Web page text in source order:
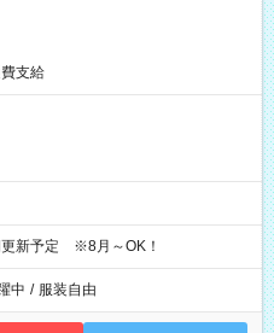
支給
新予定 ※8月～OK！
中 / 服装自由